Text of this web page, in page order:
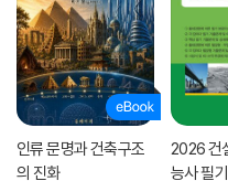
인류 문명과 건축구조
의 진화
2026 건
능사 필